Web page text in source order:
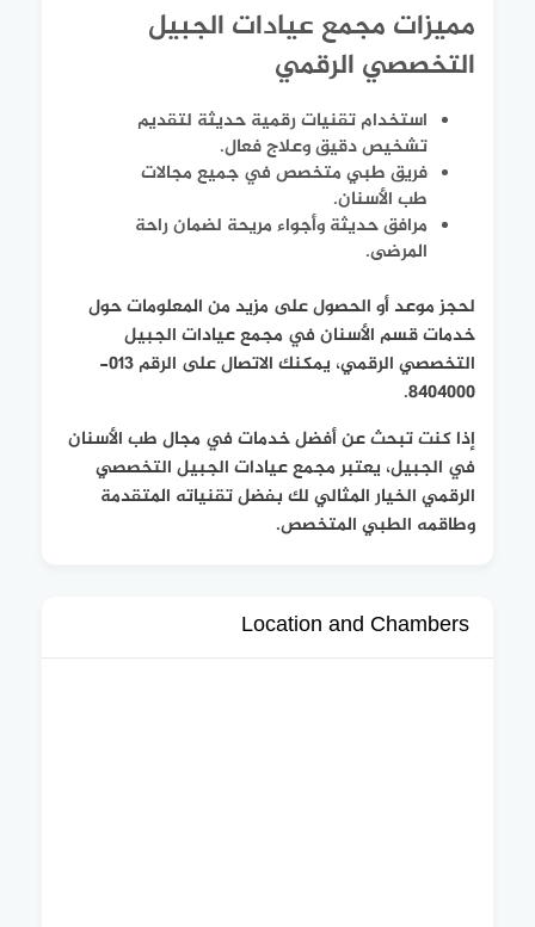
مميزات مجمع عيادات الجبيل
التخصصي الرقمي
استخدام تقنيات رقمية حديثة لتقديم
تشخيص دقيق وعلاج فعال.
فريق طبي متخصص في جميع مجالات
طب الأسنان.
مرافق حديثة وأجواء مريحة لضمان راحة
المرضى.
لحجز موعد أو الحصول على مزيد من المعلومات حول
خدمات قسم الأسنان في مجمع عيادات الجبيل
التخصصي الرقمي، يمكنك الاتصال على الرقم 013-
8404000.
إذا كنت تبحث عن أفضل خدمات في مجال طب الأسنان
في الجبيل، يعتبر مجمع عيادات الجبيل التخصصي
الرقمي الخيار المثالي لك بفضل تقنياته المتقدمة
وطاقمه الطبي المتخصص.
Location and Chambers